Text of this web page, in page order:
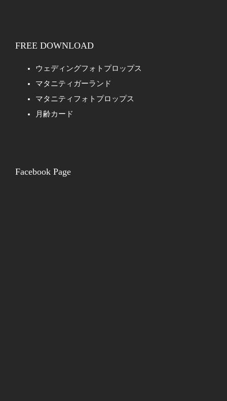
FREE DOWNLOAD
ウェディングフォトプロップス
マタニティガーランド
マタニティフォトプロップス
月齢カード
Facebook Page